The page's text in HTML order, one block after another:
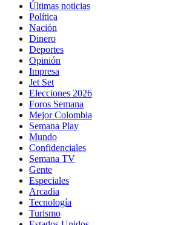
Últimas noticias
Política
Nación
Dinero
Deportes
Opinión
Impresa
Jet Set
Elecciones 2026
Foros Semana
Mejor Colombia
Semana Play
Mundo
Confidenciales
Semana TV
Gente
Especiales
Arcadia
Tecnología
Turismo